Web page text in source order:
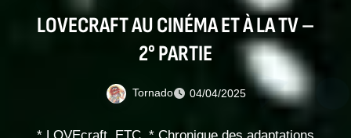
LOVECRAFT AU CINÉMA ET À LA TV –
2° PARTIE
Tornado 04/04/2025
* LOVEcraft, ETC. * Chronique des adaptations